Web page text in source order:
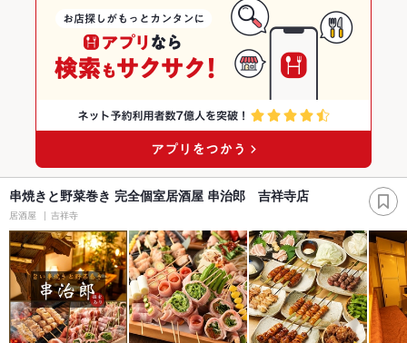
串焼きと野菜巻き 完全個室居酒屋 串治郎 吉祥寺店
居酒屋 吉祥寺